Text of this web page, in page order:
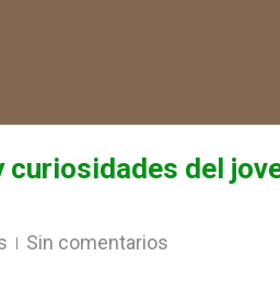
curiosidades del
Sin comentarios